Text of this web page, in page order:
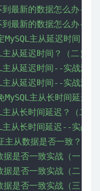
最新的数据怎么办--实
最新的数据怎么办--实
主从延迟时间？（
从延迟时间？（二）
从延迟时间--实战演练
从延迟时间--实战演练
主从长时间延迟？
从长时间延迟？（二）
从长时间延迟--实战演
从数据是否一致？
是否一致实战（一）
是否一致实战（二）
是否一致实战（三）